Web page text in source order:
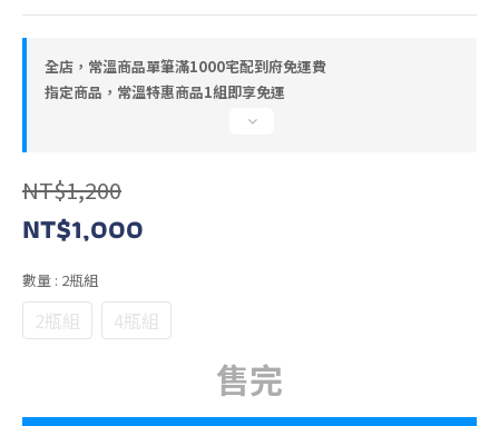
全店，常溫商品單筆滿1000宅配到府免運費
指定商品，常溫特惠商品1組即享免運
NT$1,200
NT$1,000
數量 : 2瓶組
2瓶組 4瓶組
售完